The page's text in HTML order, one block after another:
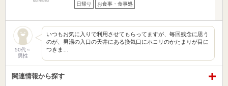
日帰り お食事・食事処
50代～
男性
いつもお気に入りで利用させてもらってますが、毎回残念に思う
のが、男湯の入口の天井にある換気口にホコリのかたまりが目に
つきま…
関連情報から探す